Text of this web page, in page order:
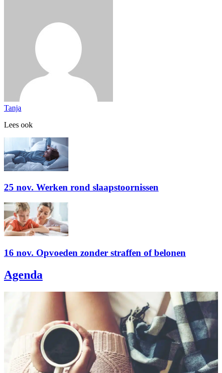
Tanja
Lees ook
25 nov. Werken rond slaapstoornissen
16 nov. Opvoeden zonder straffen of belonen
Agenda